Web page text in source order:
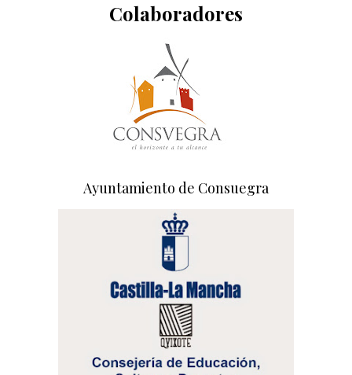
Colaboradores
Ayuntamiento de Consuegra